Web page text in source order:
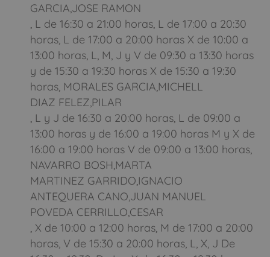
GARCIA,JOSE RAMON
, L de 16:30 a 21:00 horas, L de 17:00 a 20:30
horas, L de 17:00 a 20:00 horas X de 10:00 a
13:00 horas, L, M, J y V de 09:30 a 13:30 horas
y de 15:30 a 19:30 horas X de 15:30 a 19:30
horas, MORALES GARCIA,MICHELL
DIAZ FELEZ,PILAR
, L y J de 16:30 a 20:00 horas, L de 09:00 a
13:00 horas y de 16:00 a 19:00 horas M y X de
16:00 a 19:00 horas V de 09:00 a 13:00 horas,
NAVARRO BOSH,MARTA
MARTINEZ GARRIDO,IGNACIO
ANTEQUERA CANO,JUAN MANUEL
POVEDA CERRILLO,CESAR
, X de 10:00 a 12:00 horas, M de 17:00 a 20:00
horas, V de 15:30 a 20:00 horas, L, X, J De